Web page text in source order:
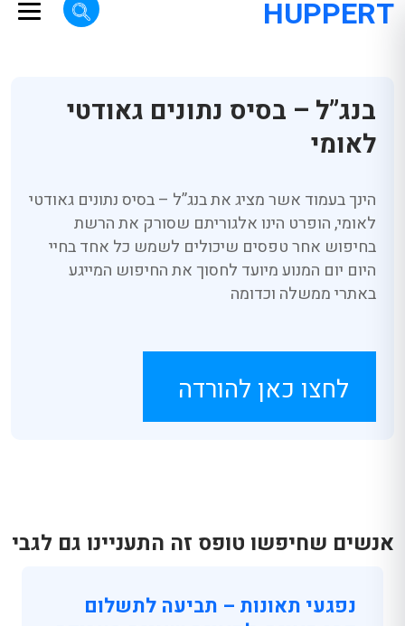
HUPPERT
בנג”ל – בסיס נתונים גאודטי
לאומי
הינך בעמוד אשר מציג את בנג”ל – בסיס נתונים גאודטי
לאומי, הופרט הינו אלגוריתם שסורק את הרשת
בחיפוש אחר טפסים שיכולים לשמש כל אחד בחיי
היום יום המנוע מיועד לחסוך את החיפוש המייגע
באתרי ממשלה וכדומה
לחצו כאן להורדה
אנשים שחיפשו טופס זה התעניינו גם לגבי
נפגעי תאונות – תביעה לתשלום